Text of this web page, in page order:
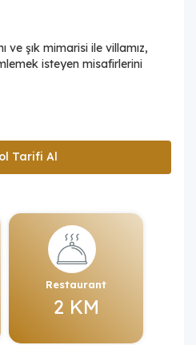
ve şık mimarisi ile villamız,
isteyen misafirlerini
Tarifi Al
Restaurant
2 KM